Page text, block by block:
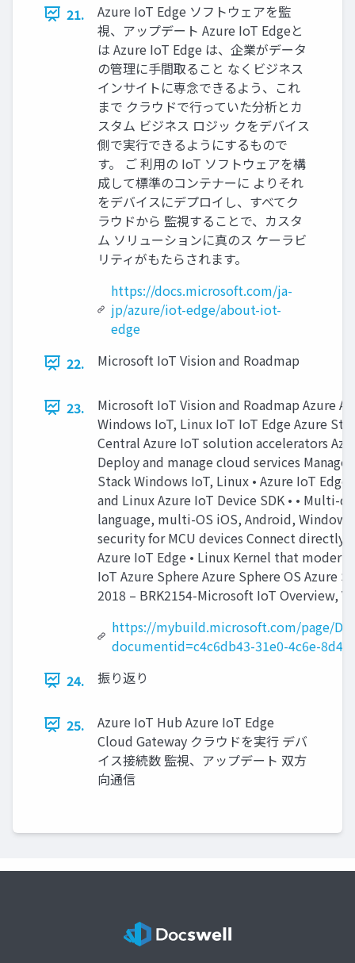
21.
Azure IoT Edge ソフトウェアを監
視、アップデート Azure IoT Edgeと
は Azure IoT Edge は、企業がデータ
の管理に手間取ること なくビジネス
インサイトに専念できるよう、これ
まで クラウドで行っていた分析とカ
スタム ビジネス ロジッ クをデバイス
側で実行できるようにするもので
す。 ご 利用の IoT ソフトウェアを構
成して標準のコンテナーに よりそれ
をデバイスにデプロイし、すべてク
ラウドから 監視することで、カスタ
ム ソリューションに真のス ケーラビ
リティがもたらされます。
https://docs.microsoft.com/ja-
jp/azure/iot-edge/about-iot-
edge
22.
Microsoft IoT Vision and Roadmap
23.
Microsoft IoT Vision and Roadmap Azure
Windows IoT, Linux IoT IoT Edge Azure
Central Azure IoT solution accelerators
Deploy and manage cloud services
Stack Windows IoT, Linux • Azure IoT
and Linux Azure IoT Device SDK • • Multi-
language, multi-OS iOS, Android,
security for MCU devices Connect directly
Azure IoT Edge • Linux Kernel that
IoT Azure Sphere Azure Sphere OS Azure
2018 – BRK2154-Microsoft IoT Overview,
https://mybuild.microsoft.com/page/
documentid=c4c6db43-31e0-4c6e-
24.
振り返り
25.
Azure IoT Hub Azure IoT Edge
Cloud Gateway クラウドを実行 デバ
イス接続数 監視、アップデート 双方
向通信